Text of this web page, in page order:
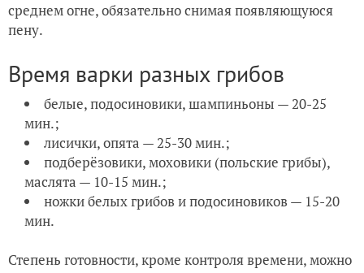
среднем огне, обязательно снимая появляющуюся
пену.
Время варки разных грибов
белые, подосиновики, шампиньоны — 20-25
мин.;
лисички, опята — 25-30 мин.;
подберёзовики, моховики (польские грибы),
маслята — 10-15 мин.;
ножки белых грибов и подосиновиков — 15-20
мин.
Степень готовности, кроме контроля времени, можно